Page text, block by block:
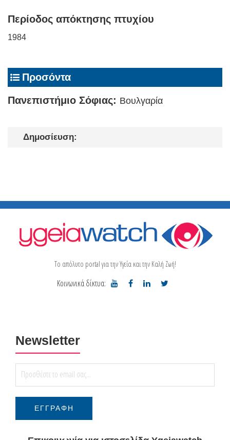
Περίοδος απόκτησης πτυχίου
1984
Προσόντα
Πανεπιστήμιο Σόφιας: Βουλγαρία
Δημοσίευση:
Το απόλυτο portal για την Υγεία και την Καλή Ζωή!
Κοινωνικά δίκτυα:
Newsletter